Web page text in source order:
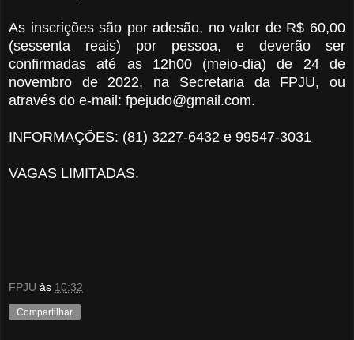
As inscrições são por adesão, no valor de R$ 60,00
(sessenta reais) por pessoa, e deverão ser
confirmadas até as 12h00 (meio-dia) de 24 de
novembro de 2022, na Secretaria da FPJU, ou
através do e-mail: fpejudo@gmail.com.
INFORMAÇÕES: (81) 3227-6432 e 99547-3031
VAGAS LIMITADAS.
FPJU às 10:32
Compartilhar